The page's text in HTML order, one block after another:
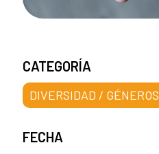
CATEGORÍA
DIVERSIDAD / GÉNEROS
FECHA